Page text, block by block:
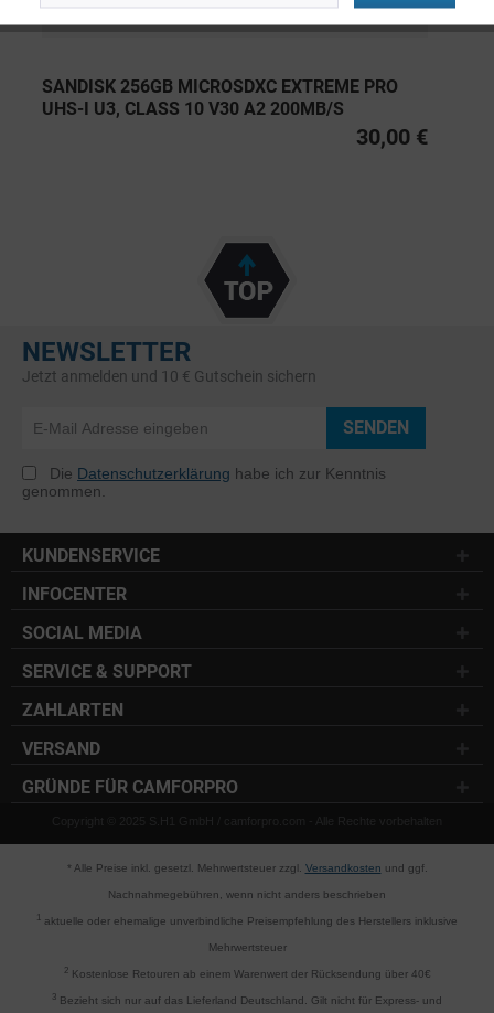
SANDISK 256GB MICROSDXC EXTREME PRO
UHS-I U3, CLASS 10 V30 A2 200MB/S
30,00 €
NEWSLETTER
Jetzt anmelden und 10 € Gutschein sichern
SENDEN
Die Datenschutzerklärung habe ich zur Kenntnis
genommen.
KUNDENSERVICE
INFOCENTER
SOCIAL MEDIA
SERVICE & SUPPORT
ZAHLARTEN
VERSAND
GRÜNDE FÜR CAMFORPRO
Copyright © 2025 S.H1 GmbH / camforpro.com - Alle Rechte vorbehalten
* Alle Preise inkl. gesetzl. Mehrwertsteuer zzgl. Versandkosten und ggf.
Nachnahmegebühren, wenn nicht anders beschrieben
aktuelle oder ehemalige unverbindliche Preisempfehlung des Herstellers inklusive
Mehrwertsteuer
2Kostenlose Retouren ab einem Warenwert der Rücksendung über 40€
3 Bezieht sich nur auf das Lieferland Deutschland. Gilt nicht für Express- und